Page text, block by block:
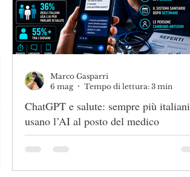
ChatGPT e salute: sempre più italiani
usano l’AI al posto del medico
usano l’AI al posto del medico
Marco Gasparri
6 mag
Tempo di lettura: 3 min